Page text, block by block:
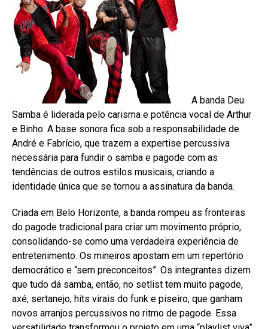
A banda Deu
Samba é liderada pelo carisma e potência vocal de Arthur
e Binho. A base sonora fica sob a responsabilidade de
André e Fabrício, que trazem a expertise percussiva
necessária para fundir o samba e pagode com as
tendências de outros estilos musicais, criando a
identidade única que se tornou a assinatura da banda.
Criada em Belo Horizonte, a banda rompeu as fronteiras
do pagode tradicional para criar um movimento próprio,
consolidando-se como uma verdadeira experiência de
entretenimento. Os mineiros apostam em um repertório
democrático e “sem preconceitos”. Os integrantes dizem
que tudo dá samba, então, no setlist tem muito pagode,
axé, sertanejo, hits virais do funk e piseiro, que ganham
novos arranjos percussivos no ritmo de pagode. Essa